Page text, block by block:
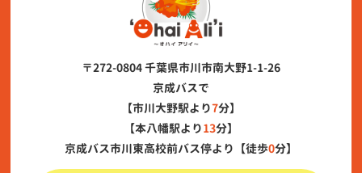
〒272-0804 千葉県市川市南大野1-1-26
京成バスで
【市川大野駅より7分】
【本八幡駅より13分】
京成バス市川東高校前バス停より【徒歩0分】